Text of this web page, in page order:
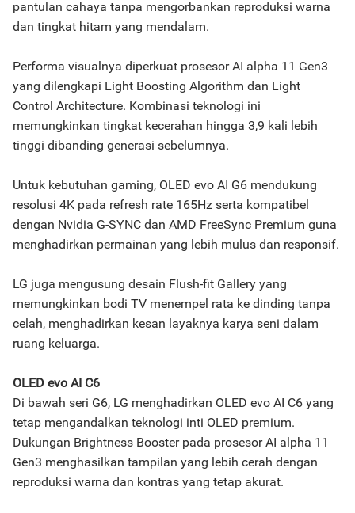
pantulan cahaya tanpa mengorbankan reproduksi warna
dan tingkat hitam yang mendalam.
Performa visualnya diperkuat prosesor AI alpha 11 Gen3
yang dilengkapi Light Boosting Algorithm dan Light
Control Architecture. Kombinasi teknologi ini
memungkinkan tingkat kecerahan hingga 3,9 kali lebih
tinggi dibanding generasi sebelumnya.
Untuk kebutuhan gaming, OLED evo AI G6 mendukung
resolusi 4K pada refresh rate 165Hz serta kompatibel
dengan Nvidia G-SYNC dan AMD FreeSync Premium guna
menghadirkan permainan yang lebih mulus dan responsif.
LG juga mengusung desain Flush-fit Gallery yang
memungkinkan bodi TV menempel rata ke dinding tanpa
celah, menghadirkan kesan layaknya karya seni dalam
ruang keluarga.
OLED evo AI C6
Di bawah seri G6, LG menghadirkan OLED evo AI C6 yang
tetap mengandalkan teknologi inti OLED premium.
Dukungan Brightness Booster pada prosesor AI alpha 11
Gen3 menghasilkan tampilan yang lebih cerah dengan
reproduksi warna dan kontras yang tetap akurat.